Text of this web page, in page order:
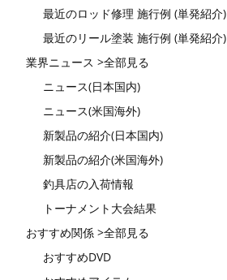
最近のロッド修理 施行例 (単発紹介)
最近のリール塗装 施行例 (単発紹介)
業界ニュース >全部見る
ニュース(日本国内)
ニュース(米国海外)
新製品の紹介(日本国内)
新製品の紹介(米国海外)
釣具店の入荷情報
トーナメント大会結果
おすすめ関係 >全部見る
おすすめDVD